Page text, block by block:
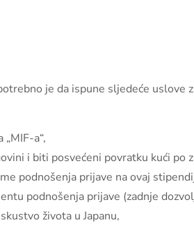
je da ispune sljedeće uslove
a“,
i biti posvećeni povratku kući po
podnošenja prijave na ovaj
podnošenja prijave (zadnje
života u Japanu,